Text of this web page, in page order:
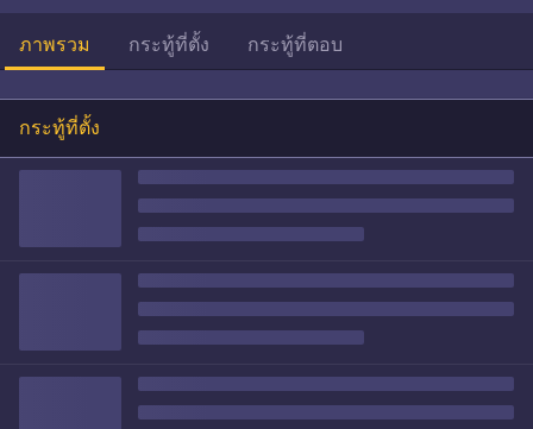
ภาพรวม กระทู้ที่ตั้ง กระทู้ที่ตอบ
กระทู้ที่ตั้ง